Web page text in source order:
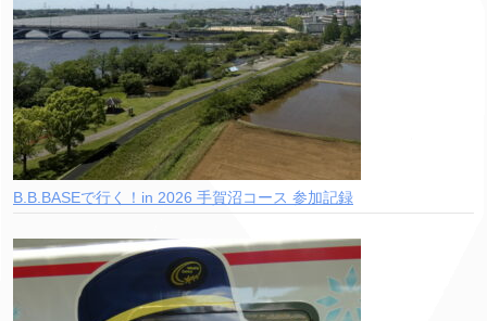
B.B.BASEで行く！in 2026 手賀沼コース 参加記録